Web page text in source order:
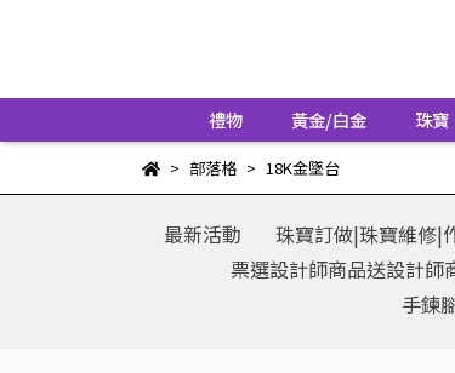
禮物 黃金/白金 珠寶
部落格 18K金墜台
最新活動 珠寶訂做|珠寶維修|
票選設計師商品送設計師
手鍊